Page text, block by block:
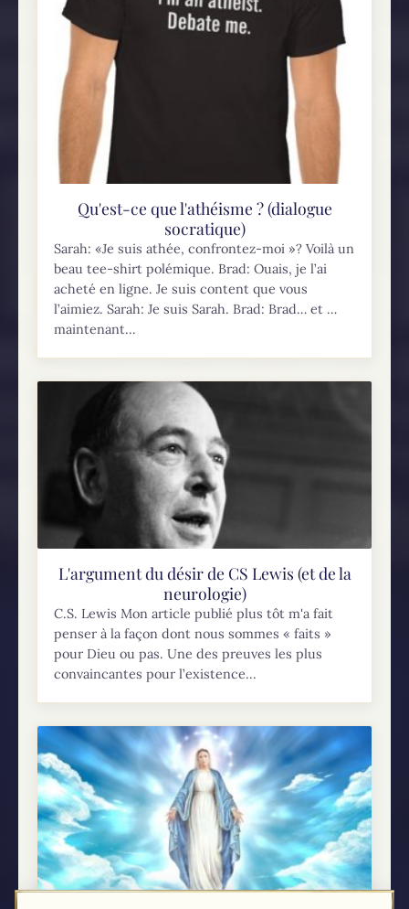
Qu'est-ce que l'athéisme ? (dialogue
socratique)
Sarah: «Je suis athée, confrontez-moi »? Voilà un
beau tee-shirt polémique. Brad: Ouais, je l’ai
acheté en ligne. Je suis content que vous
l’aimiez. Sarah: Je suis Sarah. Brad: Brad… et …
maintenant...
L'argument du désir de CS Lewis (et de la
neurologie)
C.S. Lewis Mon article publié plus tôt m'a fait
penser à la façon dont nous sommes « faits »
pour Dieu ou pas. Une des preuves les plus
convaincantes pour l’existence...